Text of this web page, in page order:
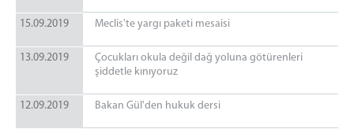
15.09.2019 Meclis'te yargı paketi mesaisi
13.09.2019
Çocukları okula değil dağ yoluna götürenleri
şiddetle kınıyoruz
12.09.2019 Bakan Gül'den hukuk dersi